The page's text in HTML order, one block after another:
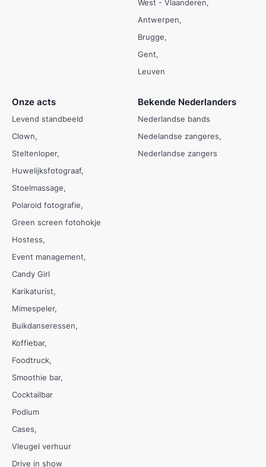
West - Vlaanderen
Antwerpen
Brugge
Gent
Leuven
Onze acts
Levend standbeeld
Clown
Steltenloper
Huwelijksfotograaf
Stoelmassage
Polaroid fotografie
Green screen fotohokje
Hostess
Event management
Candy Girl
Karikaturist
Mimespeler
Buikdanseressen
Koffiebar
Foodtruck
Smoothie bar
Cocktailbar
Podium
Cases
Vleugel verhuur
Drive in show
Bekende Nederlanders
Nederlandse bands
Nedelandse zangeres
Nederlandse zangers